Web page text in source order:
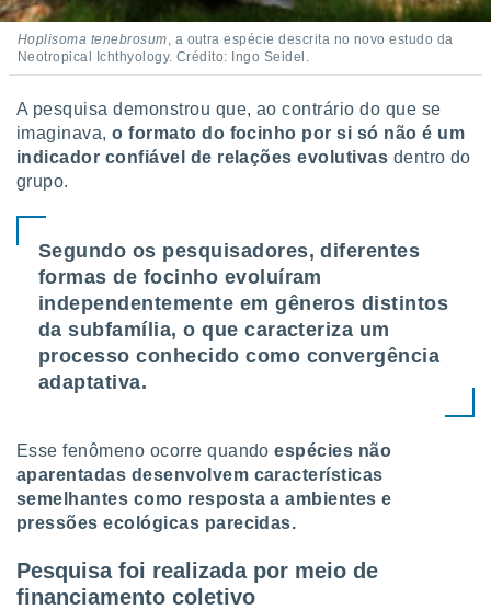
utilizar
criar
medir
da
de dados
dados
através
Hoplisoma tenebrosum, a outra espécie descrita no novo estudo da
Neotropical Ichthyology. Crédito: Ingo Seidel.
A pesquisa demonstrou que, ao contrário do que se
imaginava,o formato do focinho por si só não é um
indicador confiável de relações evolutivas dentro do
grupo.
Segundo os pesquisadores, diferentes
formas de focinho evoluíram
independentemente em gêneros distintos
da subfamília, o que caracteriza um
processo conhecido como convergência
adaptativa.
Esse fenômeno ocorre quandoespécies não
aparentadas desenvolvem características
semelhantes como resposta a ambientes e
pressões ecológicas parecidas.
Pesquisa foi realizada por meio de
financiamento coletivo